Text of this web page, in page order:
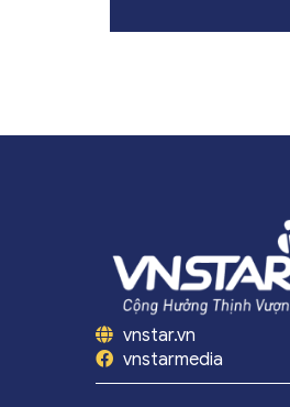
vnstar.vn
vnstarmedia